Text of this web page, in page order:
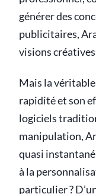
générer des
publicitaires,
visions
Mais la véritable
rapidité et son
logiciels
manipulation,
quasi
à la
particulier ?